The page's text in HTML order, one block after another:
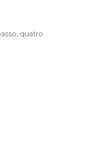
quatro